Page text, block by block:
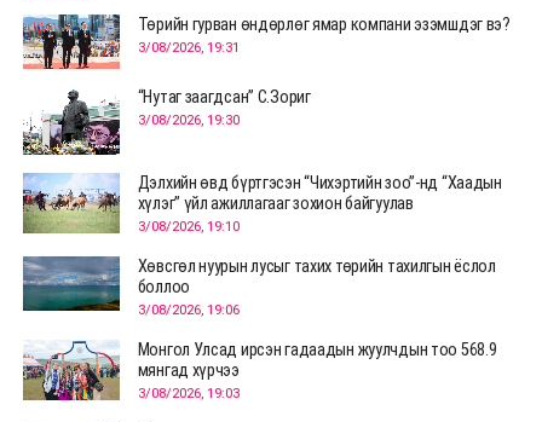
Төрийн гурван өндөрлөг ямар компани эзэмшдэг вэ?
3/08/2026, 19:31
“Нутаг заагдсан” С.Зориг
3/08/2026, 19:30
Дэлхийн өвд бүртгэсэн “Чихэртийн зоо”-нд “Хаадын
хүлэг” үйл ажиллагааг зохион байгуулав
3/08/2026, 19:10
Хөвсгөл нуурын лусыг тахих төрийн тахилгын ёслол
боллоо
3/08/2026, 19:06
Монгол Улсад ирсэн гадаадын жуулчдын тоо 568.9
мянгад хүрчээ
3/08/2026, 19:03